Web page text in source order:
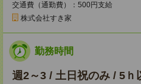
交通費（通勤費）：500円支給
株式会社すき家
勤務時間
週2～3 / 土日祝のみ / 5ｈ